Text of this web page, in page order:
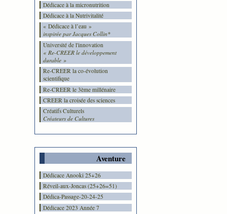
Dédicace à la micronutrition
Dédicace à la Nutrivitalité
« Dédicace à l’eau »
inspirée par Jacques Collin*
Université de l'innovation
« Re-CREER le développement
durable »
Re-CREER la co-évolution
scientifique
Re-CREER le 3ème millénaire
CREER la croisée des sciences
Créatifs Culturels
Créateurs de Cultures
Aventure
Dédicace Anooki 25+26
Réveil-aux-Joncas (25+26=51)
Dédica-Passage-20-24-25
Dédicace 2023 Année 7